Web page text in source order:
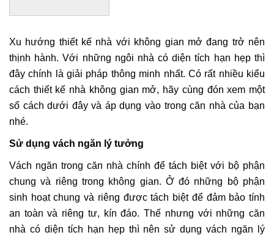
Xu hướng thiết kế nhà với không gian mở đang trở nên
thịnh hành. Với những ngôi nhà có diện tích hạn hẹp thì
đây chính là giải pháp thông minh nhất. Có rất nhiều kiểu
cách thiết kế nhà không gian mở, hãy cùng đón xem một
số cách dưới đây và áp dụng vào trong căn nhà của bạn
nhé.
Sử dụng vách ngăn lý tưởng
Vách ngăn trong căn nhà chính để tách biệt với bộ phận
chung và riêng trong không gian. Ở đó những bộ phận
sinh hoạt chung và riêng được tách biệt để đảm bảo tính
an toàn và riêng tư, kín đáo. Thế nhưng với những căn
nhà có diện tích hạn hẹp thì nên sử dụng vách ngăn lý